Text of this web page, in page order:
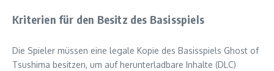
Kriterien für den Besitz des Basisspiels
Die Spieler müssen eine legale Kopie des Basisspiels Ghost of
Tsushima besitzen, um auf herunterladbare Inhalte (DLC)